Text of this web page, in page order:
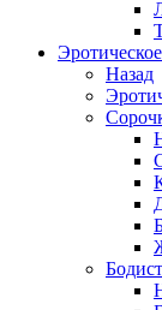
Назад